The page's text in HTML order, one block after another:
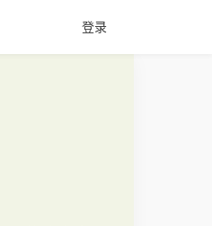
登录